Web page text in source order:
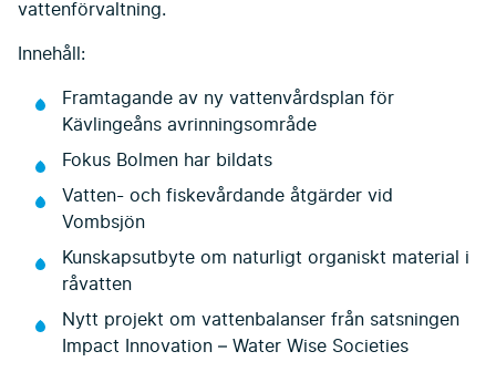
vattenförvaltning.
Innehåll:
Framtagande av ny vattenvårdsplan för
Kävlingeåns avrinningsområde
Fokus Bolmen har bildats
Vatten- och fiskevårdande åtgärder vid
Vombsjön
Kunskapsutbyte om naturligt organiskt material i
råvatten
Nytt projekt om vattenbalanser från satsningen
Impact Innovation – Water Wise Societies